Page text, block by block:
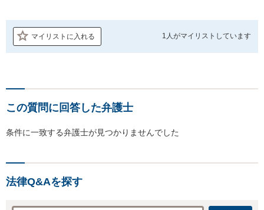
マイリストに入れる 1人がマイリストしています
この質問に回答した弁護士
条件に一致する弁護士が見つかりませんでした
法律Q&Aを探す